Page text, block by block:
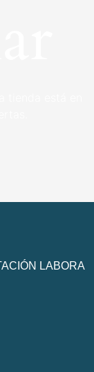
LABORA